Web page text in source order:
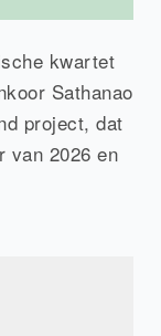
kwartet
Sathanao
project, dat
van 2026 en